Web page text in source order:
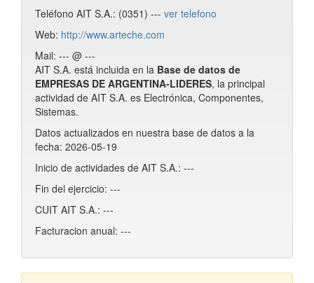
Teléfono AIT S.A.: (0351) --- ver telefono
Web: http://www.arteche.com
Mail: --- @ ---
AIT S.A. está incluida en la Base de datos de
EMPRESAS DE ARGENTINA-LIDERES, la principal
actividad de AIT S.A. es Electrónica, Componentes,
Sistemas.
Datos actualizados en nuestra base de datos a la
fecha: 2026-05-19
Inicio de actividades de AIT S.A.: ---
Fin del ejercicio: ---
CUIT AIT S.A.: ---
Facturacion anual: ---